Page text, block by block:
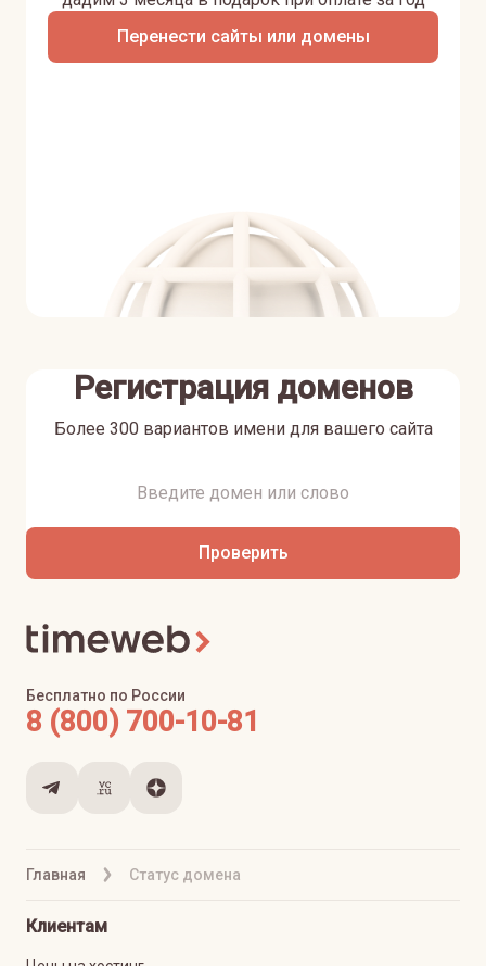
Перенести сайты или домены
Регистрация доменов
Более 300 вариантов имени для вашего сайта
Проверить
Главная Статус домена
Бесплатно по России
8 (800) 700-10-81
Клиентам